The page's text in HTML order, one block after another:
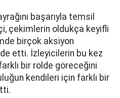
başarıyla temsil
çekimlerin oldukça keyifli
birçok aksiyon
etti. İzleyicilerin bu kez
bir rolde göreceğini
kendileri için farklı bir